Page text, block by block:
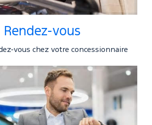
Rendez-vous
vous chez votre concessionnaire